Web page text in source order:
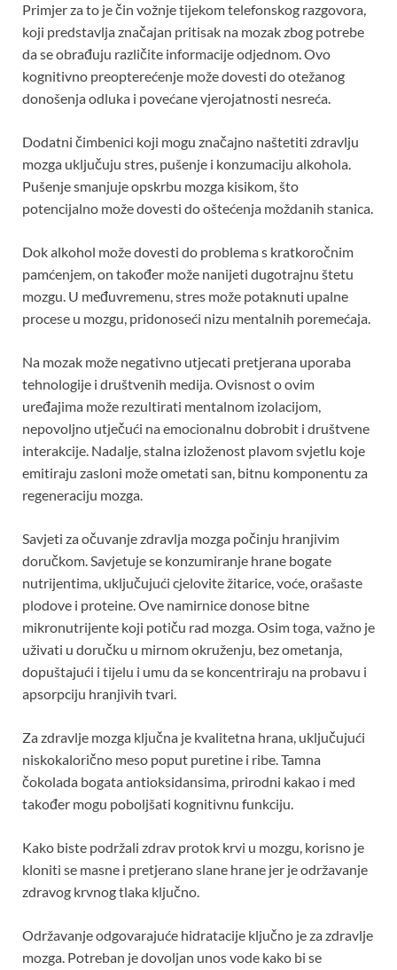
Primjer za to je čin vožnje tijekom telefonskog razgovora,
koji predstavlja značajan pritisak na mozak zbog potrebe
da se obrađuju različite informacije odjednom. Ovo
kognitivno preopterećenje može dovesti do otežanog
donošenja odluka i povećane vjerojatnosti nesreća.
Dodatni čimbenici koji mogu značajno naštetiti zdravlju
mozga uključuju stres, pušenje i konzumaciju alkohola.
Pušenje smanjuje opskrbu mozga kisikom, što
potencijalno može dovesti do oštećenja moždanih stanica.
Dok alkohol može dovesti do problema s kratkoročnim
pamćenjem, on također može nanijeti dugotrajnu štetu
mozgu. U međuvremenu, stres može potaknuti upalne
procese u mozgu, pridonoseći nizu mentalnih poremećaja.
Na mozak može negativno utjecati pretjerana uporaba
tehnologije i društvenih medija. Ovisnost o ovim
uređajima može rezultirati mentalnom izolacijom,
nepovoljno utječući na emocionalnu dobrobit i društvene
interakcije. Nadalje, stalna izloženost plavom svjetlu koje
emitiraju zasloni može ometati san, bitnu komponentu za
regeneraciju mozga.
Savjeti za očuvanje zdravlja mozga počinju hranjivim
doručkom. Savjetuje se konzumiranje hrane bogate
nutrijentima, uključujući cjelovite žitarice, voće, orašaste
plodove i proteine. Ove namirnice donose bitne
mikronutrijente koji potiču rad mozga. Osim toga, važno je
uživati ​​u doručku u mirnom okruženju, bez ometanja,
dopuštajući i tijelu i umu da se koncentriraju na probavu i
apsorpciju hranjivih tvari.
Za zdravlje mozga ključna je kvalitetna hrana, uključujući
niskokalorično meso poput puretine i ribe. Tamna
čokolada bogata antioksidansima, prirodni kakao i med
također mogu poboljšati kognitivnu funkciju.
Kako biste podržali zdrav protok krvi u mozgu, korisno je
kloniti se masne i pretjerano slane hrane jer je održavanje
zdravog krvnog tlaka ključno.
Održavanje odgovarajuće hidratacije ključno je za zdravlje
mozga. Potreban je dovoljan unos vode kako bi se